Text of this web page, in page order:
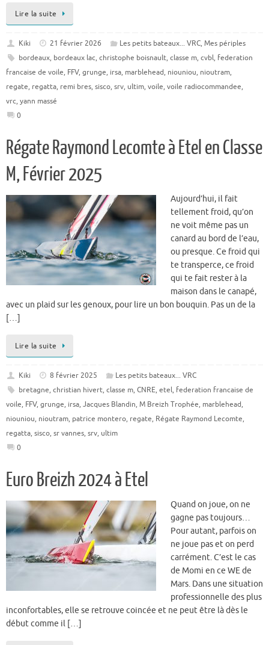
Lire la suite
Kiki 21 février 2026 Les petits bateaux... VRC, Mes périples
bordeaux, bordeaux lac, christophe boisnault, classe m, cvbl, federation
francaise de voile, FFV, grunge, irsa, marblehead, niouniou, nioutram,
regate, regatta, remi bres, sisco, srv, ultim, voile, voile radiocommandee,
vrc, yann massé
0
Régate Raymond Lecomte à Etel en Classe
M, Février 2025
Aujourd’hui, il fait
tellement froid, qu’on
ne voit même pas un
canard au bord de l’eau,
ou presque. Ce froid qui
te transperce, ce froid
qui te fait rester à la
maison dans le canapé,
avec un plaid sur les genoux, pour lire un bon bouquin. Pas un de la
[…]
Lire la suite
Kiki 8 février 2025
Les petits bateaux... VRC
bretagne, christian hivert, classe m, CNRE, etel, federation francaise de
voile, FFV, grunge, irsa, Jacques Blandin, M Breizh Trophée, marblehead,
niouniou, nioutram, patrice montero, regate, Régate Raymond Lecomte,
regatta, sisco, sr vannes, srv, ultim
0
Euro Breizh 2024 à Etel
Quand on joue, on ne
gagne pas toujours…
Pour autant, parfois on
ne joue pas et on perd
carrément. C’est le cas
de Momi en ce WE de
Mars. Dans une situation
professionnelle des plus
inconfortables, elle se retrouve coincée et ne peut être là dès le
début comme il […]